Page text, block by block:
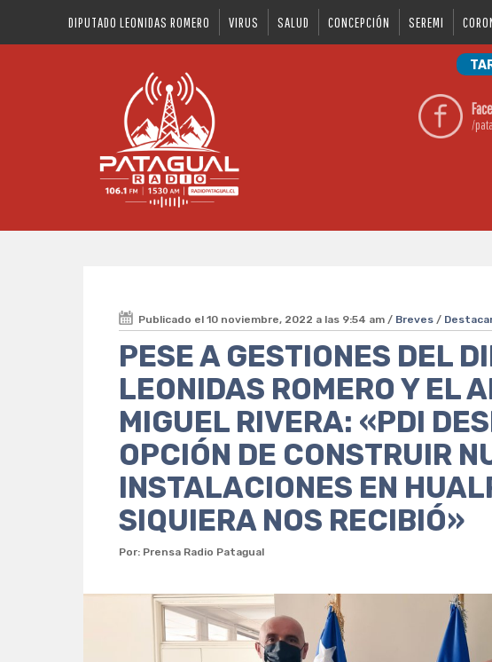
DIPUTADO LEONIDAS ROMERO VIRUS SALUD CONCEPCIÓN SEREMI
/
Publicado el 10 noviembre, 2022 a las 9:54 am / Breves /
PESE A GESTIONES DEL
LEONIDAS ROMERO Y EL
MIGUEL RIVERA: «PDI
OPCIÓN DE CONSTRUIR
INSTALACIONES EN
SIQUIERA NOS RECIBIÓ»
Por: Prensa Radio Patagual